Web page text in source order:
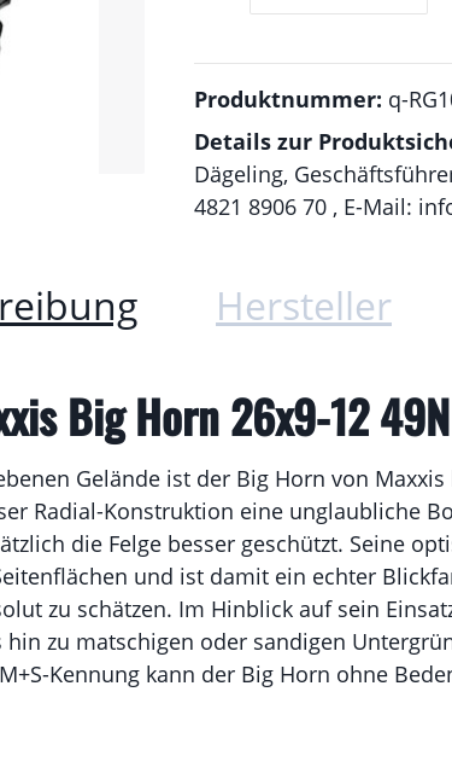
Produktnummer: q-
Details zur
Dägeling,
4821 8906 70 , E-Mail:
Hersteller
Big Horn 26x9-12
Gelände ist der Big Horn von
Radial-Konstruktion eine unglaubliche
die Felge besser geschützt. Seine
und ist damit ein echter
zu schätzen. Im Hinblick auf sein
zu matschigen oder sandigen
Kennung kann der Big Horn ohne